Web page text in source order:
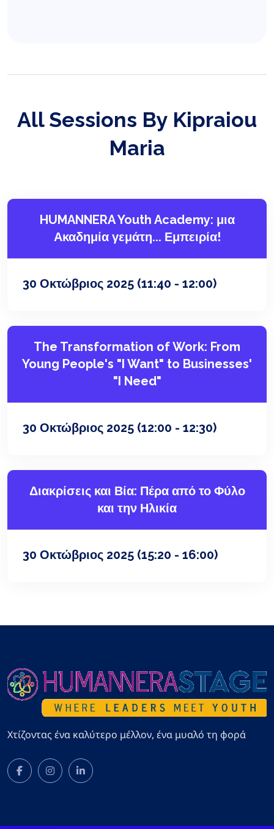
All Sessions By Kipraiou
Maria
HUMANNERA Youth Academy: μια
Ακαδημία γεμάτη... Εμπειρία!
30 Οκτώβριος 2025 (11:40 - 12:00)
The Transformation of Work: From
Young People's "I Want" to Businesses'
"I Need"
30 Οκτώβριος 2025 (12:00 - 12:30)
Διακρίσεις και Βία: Πέρα από το Φύλο
και την Ηλικία
30 Οκτώβριος 2025 (15:20 - 16:00)
Χτίζοντας ένα καλύτερο μέλλον, ένα μυαλό τη φορά